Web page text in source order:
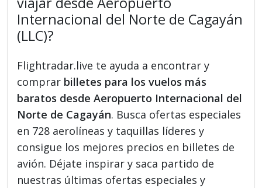
Internacional del Norte de Cagayán
(LLC)?
Flightradar.live te ayuda a encontrar y
comprar billetes para los vuelos más
baratos desde Aeropuerto Internacional del
Norte de Cagayán. Busca ofertas especiales
en 728 aerolíneas y taquillas líderes y
consigue los mejores precios en billetes de
avión. Déjate inspirar y saca partido de
nuestras últimas ofertas especiales y